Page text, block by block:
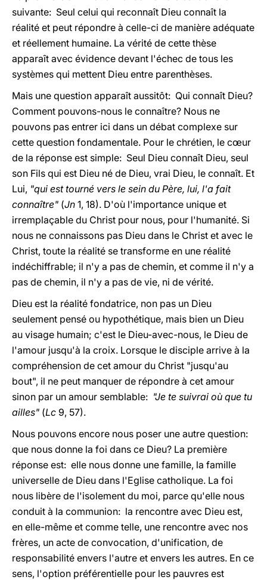
suivante: Seul celui qui reconnaît Dieu connaît la
réalité et peut répondre à celle-ci de manière adéquate
et réellement humaine. La vérité de cette thèse
apparaît avec évidence devant l'échec de tous les
systèmes qui mettent Dieu entre parenthèses.
Mais une question apparaît aussitôt: Qui connaît Dieu?
Comment pouvons-nous le connaître? Nous ne
pouvons pas entrer ici dans un débat complexe sur
cette question fondamentale. Pour le chrétien, le cœur
de la réponse est simple: Seul Dieu connaît Dieu, seul
son Fils qui est Dieu né de Dieu, vrai Dieu, le connaît. Et
Lui, "qui est tourné vers le sein du Père, lui, l'a fait
connaître" (Jn 1, 18). D'où l'importance unique et
irremplaçable du Christ pour nous, pour l'humanité. Si
nous ne connaissons pas Dieu dans le Christ et avec le
Christ, toute la réalité se transforme en une réalité
indéchiffrable; il n'y a pas de chemin, et comme il n'y a
pas de chemin, il n'y a pas de vie, ni de vérité.
Dieu est la réalité fondatrice, non pas un Dieu
seulement pensé ou hypothétique, mais bien un Dieu
au visage humain; c'est le Dieu-avec-nous, le Dieu de
l'amour jusqu'à la croix. Lorsque le disciple arrive à la
compréhension de cet amour du Christ "jusqu'au
bout", il ne peut manquer de répondre à cet amour
sinon par un amour semblable: "Je te suivrai où que tu
ailles" (Lc 9, 57).
Nous pouvons encore nous poser une autre question:
que nous donne la foi dans ce Dieu? La première
réponse est: elle nous donne une famille, la famille
universelle de Dieu dans l'Eglise catholique. La foi
nous libère de l'isolement du moi, parce qu'elle nous
conduit à la communion: la rencontre avec Dieu est,
en elle-même et comme telle, une rencontre avec nos
frères, un acte de convocation, d'unification, de
responsabilité envers l'autre et envers les autres. En ce
sens, l'option préférentielle pour les pauvres est